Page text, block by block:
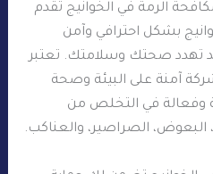
الرمة في الخوانيج تقدم
بشكل احترافي وآمن
تهدد صحتك وسلامتك. تعتبر
آمنة على البيئة وصحة
وفعالة في التخلص من
الصراصير، والعناكب.